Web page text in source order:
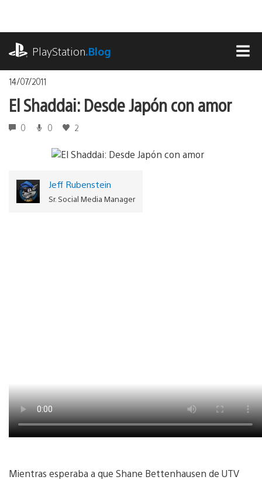
contenido
PlayStation.Blog
14/07/2011
El Shaddai: Desde Japón con amor
0 0 2
Jeff Rubenstein
Sr. Social Media Manager
Mientras esperaba a que Shane Bettenhausen de UTV